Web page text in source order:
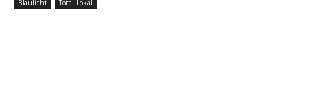
Blaulicht Total Lokal